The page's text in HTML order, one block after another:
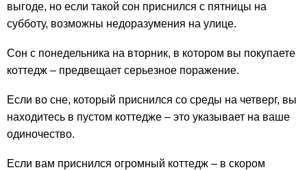
выгоде, но если такой сон приснился с пятницы на
субботу, возможны недоразумения на улице.
Сон с понедельника на вторник, в котором вы покупаете
коттедж – предвещает серьезное поражение.
Если во сне, который приснился со среды на четверг, вы
находитесь в пустом коттедже – это указывает на ваше
одиночество.
Если вам приснился огромный коттедж – в скором